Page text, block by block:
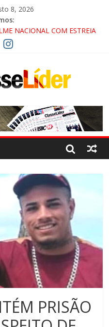
8, 2026
NACIONAL COM ESTREIA
SERÁ BLOQUEADO NO FIM
E QUELUZ NA RETA FINAL
PRISÃO